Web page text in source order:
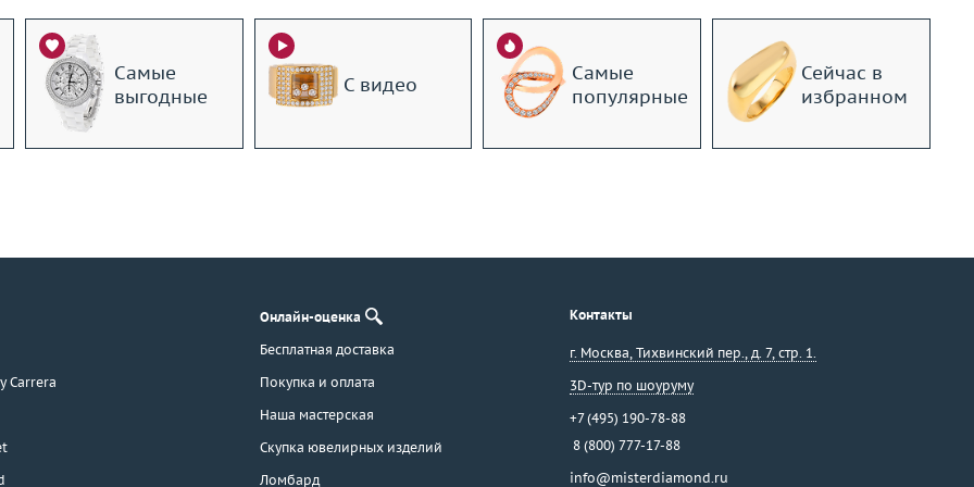
Самые
выгодные
С видео
Самые
популярные
Сейчас в
избранном
Carrera
Онлайн-оценка
Бесплатная доставка
Покупка и оплата
Наша мастерская
Скупка ювелирных изделий
Ломбард
Контакты
г. Москва, Тихвинский пер., д. 7, стр. 1.
3D-тур по шоуруму
+7 (495) 190-78-88
8 (800) 777-17-88
info@misterdiamond.ru